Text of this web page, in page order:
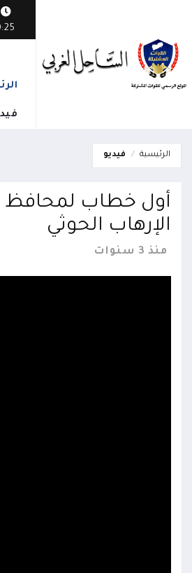
داخل مخزن أسلحة حوثي يوقع عشرات
الرئيسية فيديو
أول خطاب لمحافظ
الإرهاب الحوثي
منذ 3 سنوات